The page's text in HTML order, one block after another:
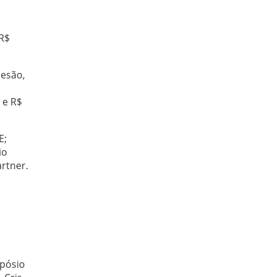
R$